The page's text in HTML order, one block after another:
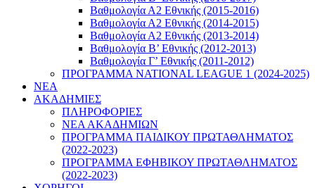
Βαθμολογία Α2 Εθνικής (2015-2016)
Βαθμολογία Α2 Εθνικής (2014-2015)
Βαθμολογία Α2 Εθνικής (2013-2014)
Βαθμολογία Β’ Εθνικής (2012-2013)
Βαθμολογία Γ’ Εθνικής (2011-2012)
ΠΡΟΓΡΑΜΜΑ NATIONAL LEAGUE 1 (2024-2025)
ΝΕΑ
ΑΚΑΔΗΜΙΕΣ
ΠΛΗΡΟΦΟΡΙΕΣ
ΝΕΑ ΑΚΑΔΗΜΙΩΝ
ΠΡΟΓΡΑΜΜΑ ΠΑΙΔΙΚΟΥ ΠΡΩΤΑΘΛΗΜΑΤΟΣ
(2022-2023)
ΠΡΟΓΡΑΜΜΑ ΕΦΗΒΙΚΟΥ ΠΡΩΤΑΘΛΗΜΑΤΟΣ
(2022-2023)